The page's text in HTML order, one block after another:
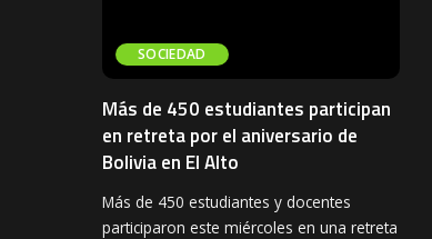
SOCIEDAD
Más de 450 estudiantes participan
en retreta por el aniversario de
Bolivia en El Alto
Más de 450 estudiantes y docentes
participaron este miércoles en una retreta